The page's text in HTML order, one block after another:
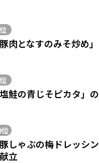
豚肉となすのみそ炒め
塩鮭の青じそピカタ」
豚しゃぶの梅ドレッシ
立